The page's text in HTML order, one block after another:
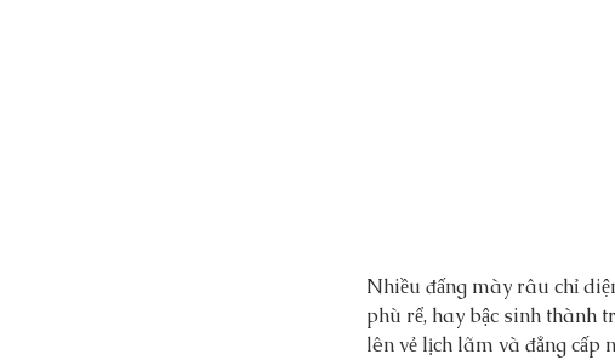
Nhiều đấng mày râu chỉ
phù rể, hay bậc sinh thành
lên vẻ lịch lãm và đẳng cấp